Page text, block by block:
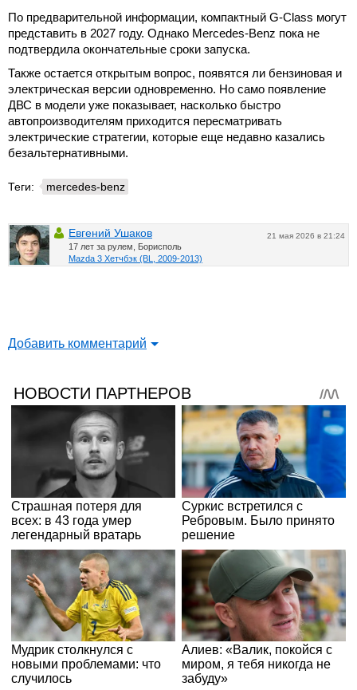
По предварительной информации, компактный G-Class могут
представить в 2027 году. Однако Mercedes-Benz пока не
подтвердила окончательные сроки запуска.
Также остается открытым вопрос, появятся ли бензиновая и
электрическая версии одновременно. Но само появление
ДВС в модели уже показывает, насколько быстро
автопроизводителям приходится пересматривать
электрические стратегии, которые еще недавно казались
безальтернативными.
Теги: mercedes-benz
21 мая 2026 в 21:24
Евгений Ушаков
17 лет за рулем, Борисполь
Mazda 3 Хетчбэк (BL, 2009-2013)
Добавить комментарий